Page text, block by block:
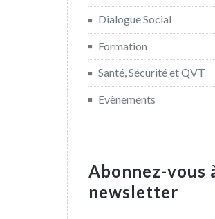
Dialogue Social
Formation
Santé, Sécurité et QVT
Evènements
Abonnez-vous
newsletter